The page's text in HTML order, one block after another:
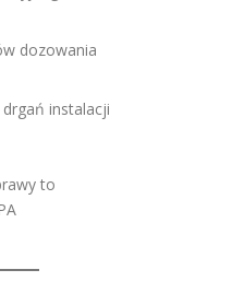
dozowania
drgań instalacji
to